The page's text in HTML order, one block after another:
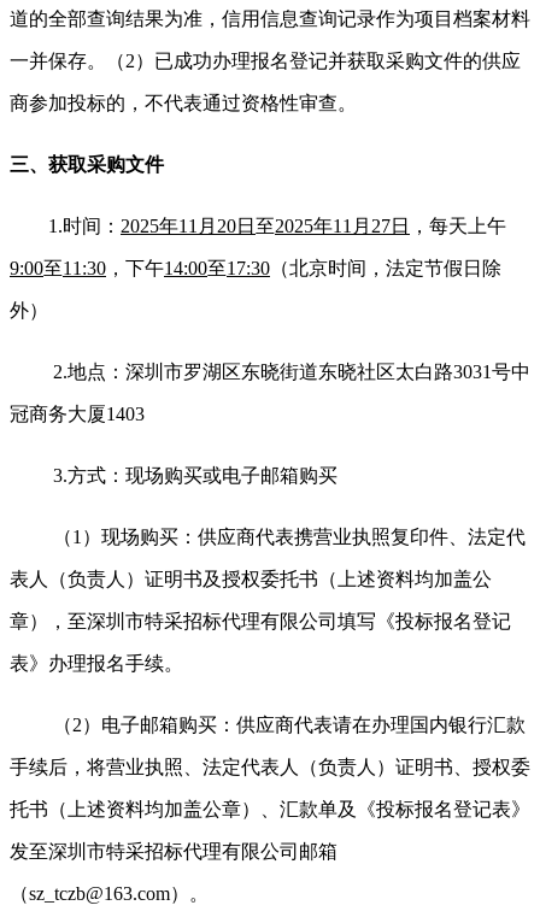
道的全部查询结果为准，信用信息查询记录作为项目档案材料
一并保存。（2）已成功办理报名登记并获取采购文件的供应
商参加投标的，不代表通过资格性审查。
三、获取采购文件
1.时间： 2025年11月20日 至2025年11月27日 ，每天上午
9:00至11:30 ，下午14:00至17:30 （北京时间，法定节假日除
外）
2.地点：深圳市罗湖区东晓街道东晓社区太白路3031号中
冠商务大厦1403
3.方式：现场购买或电子邮箱购买
（1）现场购买：供应商代表携营业执照复印件、法定代
表人（负责人）证明书及授权委托书（上述资料均加盖公
章），至深圳市特采招标代理有限公司填写《投标报名登记
表》办理报名手续。
（2）电子邮箱购买：供应商代表请在办理国内银行汇款
手续后，将营业执照、法定代表人（负责人）证明书、授权委
托书（上述资料均加盖公章）、汇款单及《投标报名登记表》
发至深圳市特采招标代理有限公司邮箱
（sz_tczb@163.com）。